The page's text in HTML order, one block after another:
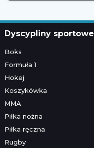
Dyscypliny sportowe
Boks
Formuła 1
Hokej
Koszykówka
MMA
Piłka nożna
Piłka ręczna
Rugby